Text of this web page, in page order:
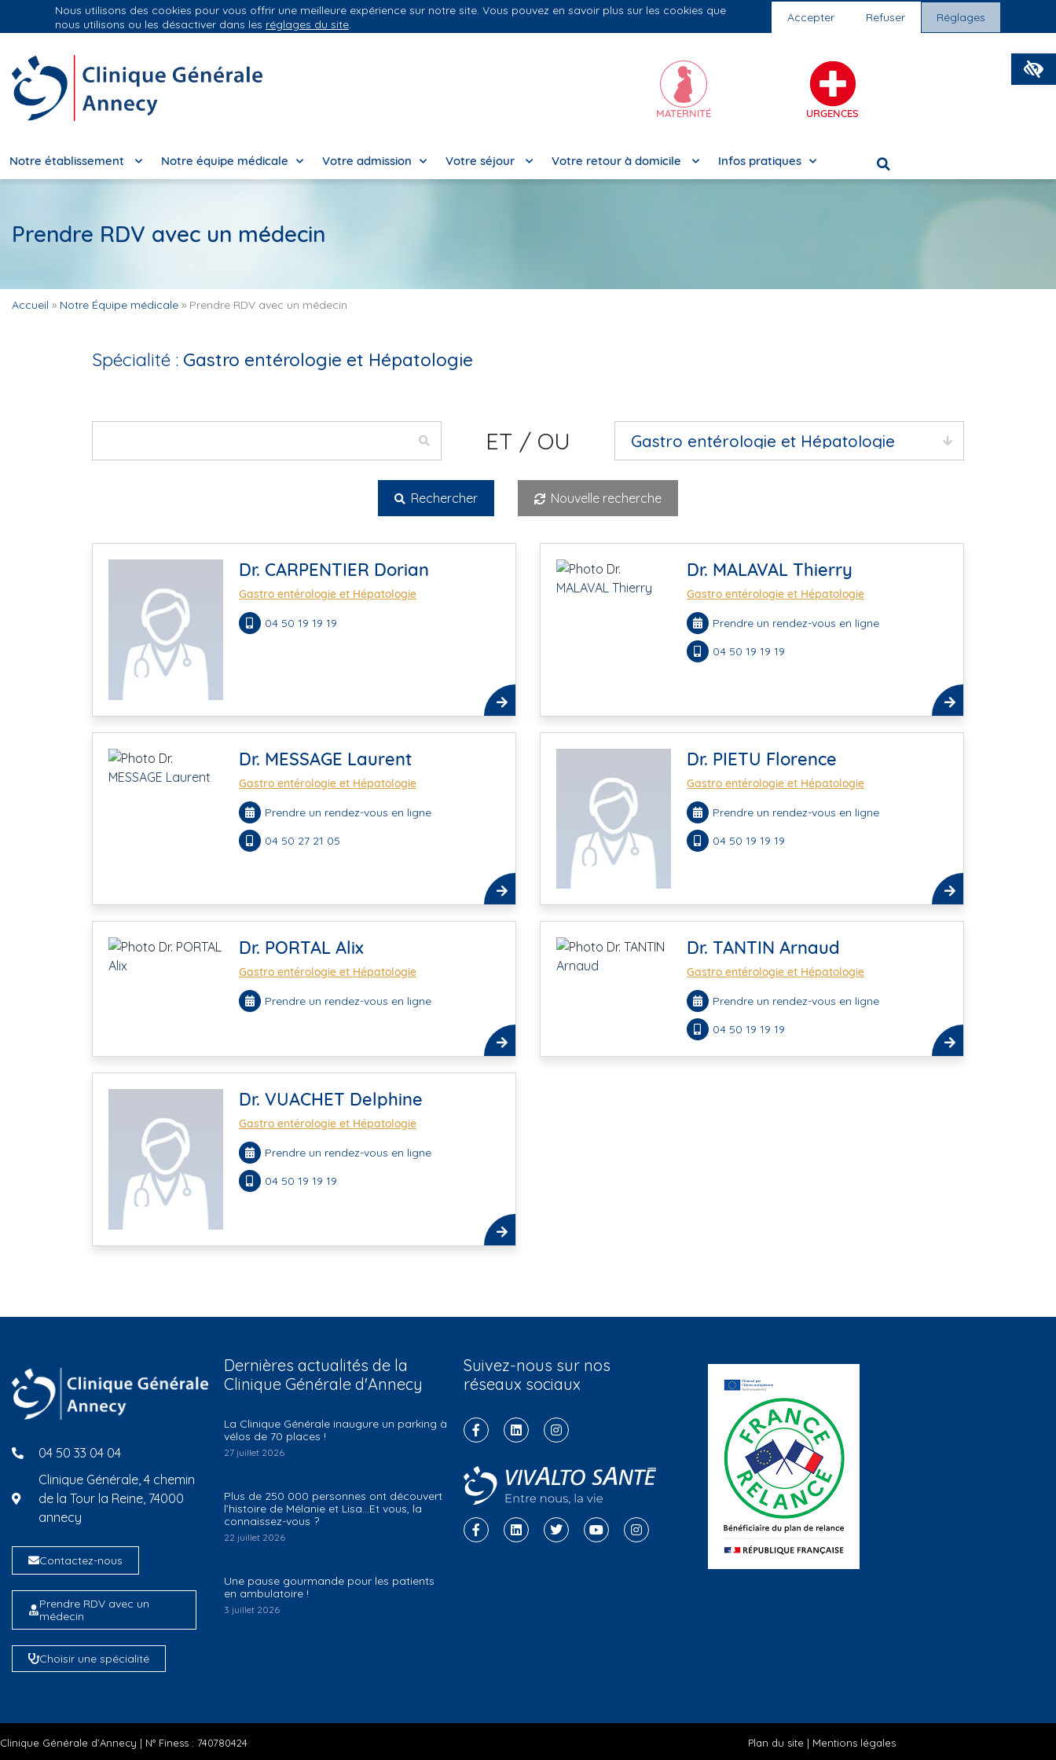
Groupe Vivalto Santé Entre nous, la vie Nos cliniques Nous rejoindre
MATERNITÉ URGENCES
Notre établissement Notre équipe médicale Votre admission Votre séjour Votre retour à domicile Infos pratiques
Prendre RDV avec un médecin
Accueil » Notre Équipe médicale » Prendre RDV avec un médecin
Spécialité : Gastro entérologie et Hépatologie
ET / OU
Rechercher Nouvelle recherche
Dr. CARPENTIER Dorian
Gastro entérologie et Hépatologie
04 50 19 19 19
Dr. MALAVAL Thierry
Gastro entérologie et Hépatologie
Prendre un rendez-vous en ligne
04 50 19 19 19
Dr. MESSAGE Laurent
Gastro entérologie et Hépatologie
Prendre un rendez-vous en ligne
04 50 27 21 05
Dr. PIETU Florence
Gastro entérologie et Hépatologie
Prendre un rendez-vous en ligne
04 50 19 19 19
Dr. PORTAL Alix
Gastro entérologie et Hépatologie
Prendre un rendez-vous en ligne
Dr. TANTIN Arnaud
Gastro entérologie et Hépatologie
Prendre un rendez-vous en ligne
04 50 19 19 19
Dr. VUACHET Delphine
Gastro entérologie et Hépatologie
Prendre un rendez-vous en ligne
04 50 19 19 19
04 50 33 04 04
Clinique Générale, 4 chemin
de la Tour la Reine, 74000
annecy
Contactez-nous
Prendre RDV avec un
médecin
Choisir une spécialité
Dernières actualités de la
Clinique Générale d'Annecy
La Clinique Générale inaugure un parking à
vélos de 70 places !
27 juillet 2026
Plus de 250 000 personnes ont découvert
l’histoire de Mélanie et Lisa…Et vous, la
connaissez-vous ?
22 juillet 2026
Une pause gourmande pour les patients
en ambulatoire !
3 juillet 2026
Suivez-nous sur nos
réseaux sociaux
Clinique Générale d’Annecy | N° Finess : 740780424 Plan du site | Mentions légales
Nous utilisons des cookies pour vous offrir une meilleure expérience sur notre site. Vous pouvez en savoir plus sur les cookies que
nous utilisons ou les désactiver dans les réglages du site. Accepter Refuser Réglages